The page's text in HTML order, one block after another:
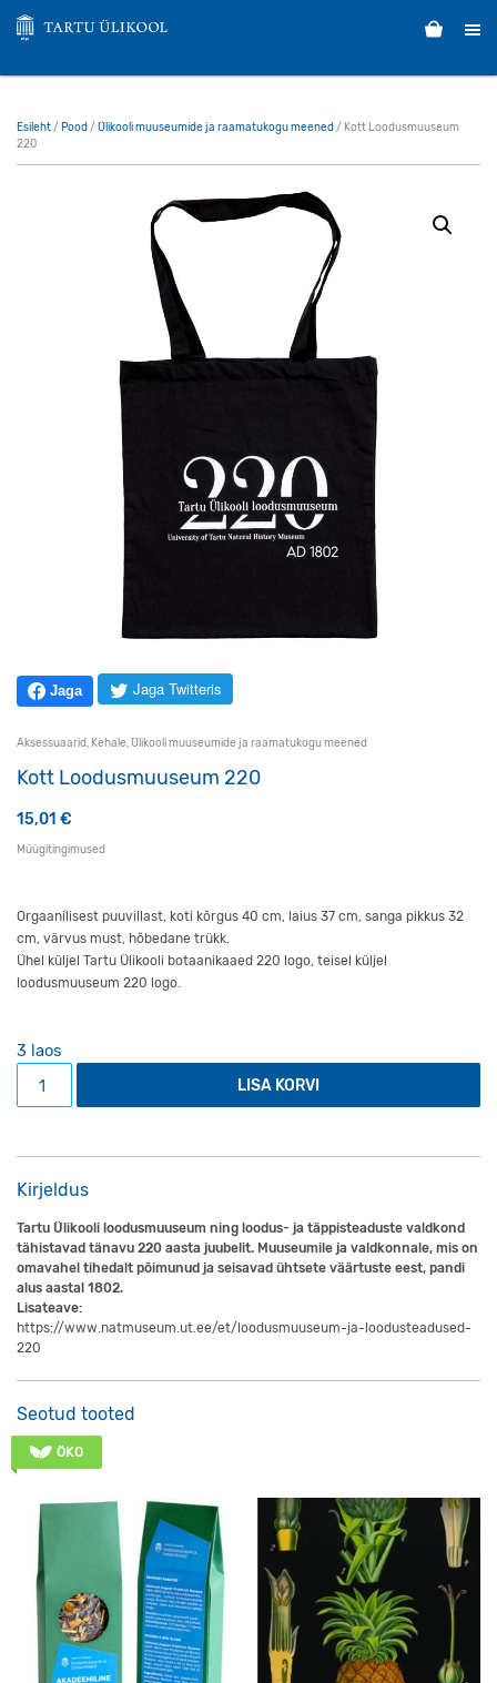
Esileht/ Pood / Ülikooli muuseumide ja raamatukogu meened / Kott Loodusmuuseum
220
Jaga Jaga Twitteris
Aksessuaarid, Kehale, Ülikooli muuseumide ja raamatukogu meened
Kott Loodusmuuseum 220
15,01 €
Müügitingimused
Orgaanilisest puuvillast, koti kõrgus 40 cm, laius 37 cm, sanga pikkus 32
cm, värvus must, hõbedane trükk.
Ühel küljel Tartu Ülikooli botaanikaaed 220 logo, teisel küljel
loodusmuuseum 220 logo.
3 laos
Kott Loodusmuuseum 220 kogus
LISA KORVI
Kirjeldus
Tartu Ülikooli loodusmuuseum ning loodus- ja täppisteaduste valdkond
tähistavad tänavu 220 aasta juubelit. Muuseumile ja valdkonnale, mis on
omavahel tihedalt põimunud ja seisavad ühtsete väärtuste eest, pandi
alus aastal 1802.
Lisateave:
https://www.natmuseum.ut.ee/et/loodusmuuseum-ja-loodusteadused-
220
Seotud tooted
ÖKO